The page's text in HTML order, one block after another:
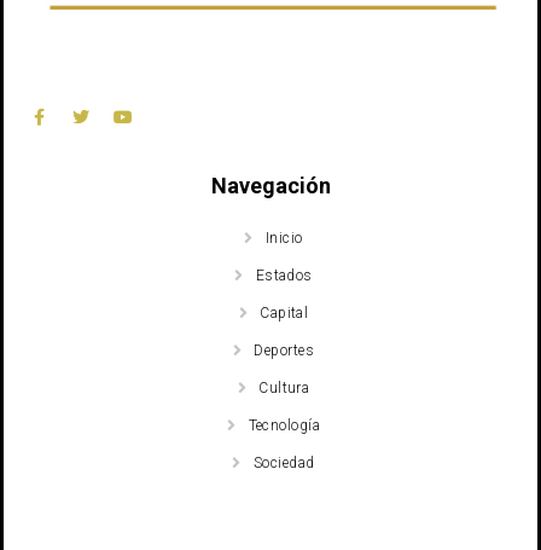
Navegación
Inicio
Estados
Capital
Deportes
Cultura
Tecnología
Sociedad